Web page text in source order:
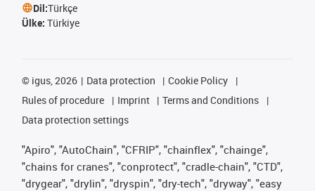
Dil:Türkçe
Ülke: Türkiye
© igus, 2026 Data protection
Cookie Policy
Rules of procedure
Imprint
Terms and Conditions
Data protection settings
"Apiro", "AutoChain", "CFRIP", "chainflex", "chainge",
"chains for cranes", "conprotect", "cradle-chain", "CTD",
"drygear", "drylin", "dryspin", "dry-tech", "dryway", "easy